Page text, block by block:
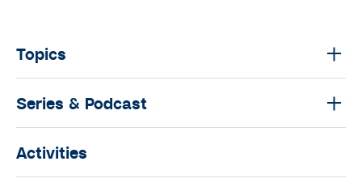
Topics
Series & Podcast
Activities